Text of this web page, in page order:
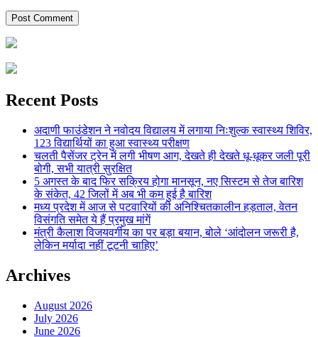
Recent Posts
अदाणी फाउंडेशन ने नवोदय विद्यालय में लगाया निःशुल्क स्वास्थ्य शिविर,
123 विद्यार्थियों का हुआ स्वास्थ्य परीक्षण
चलती पैसेंजर ट्रेन में लगी भीषण आग, देखते ही देखते धू-धूकर जली पूरी
बोगी, सभी यात्री सुरक्षित
5 अगस्त के बाद फिर सक्रिय होगा मानसून, नए सिस्टम से तेज बारिश
के संकेत, 42 जिलों में अब भी कम हुई है बारिश
मध्य प्रदेश में आज से पटवारियों की अनिश्चितकालीन हड़ताल, वेतन
विसंगति समेत ये हैं प्रमुख मांगें
मंत्री कैलाश विजयवर्गीय का पर बड़ा बयान, बोले ‘आंदोलन जरूरी है,
लेकिन मर्यादा नहीं टूटनी चाहिए’
Archives
August 2026
July 2026
June 2026